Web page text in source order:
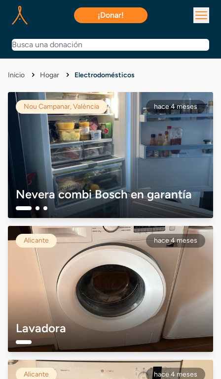
¡Donar!
Inicio Hogar Electrodomésticos
Nou Campanar, València hace 4 meses
Nevera combi Bosch en garantía
Alicante hace 4 meses
Lavadora
Alicante hace 4 meses